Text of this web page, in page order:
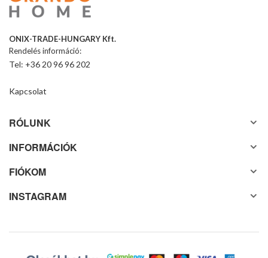
ONIX-TRADE-HUNGARY Kft.
Rendelés információ:
Tel: +36 20 96 96 202
Kapcsolat
RÓLUNK
INFORMÁCIÓK
FIÓKOM
INSTAGRAM